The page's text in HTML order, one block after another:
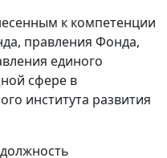
к компетенции
правления Фонда,
единого
сфере в
института развития